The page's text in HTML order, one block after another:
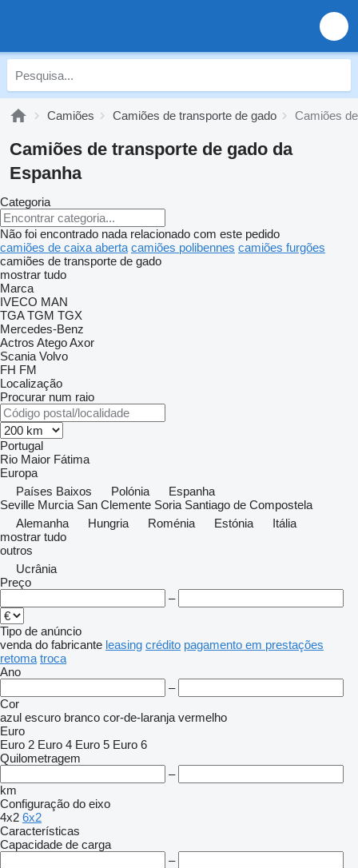
Camiões Camiões de transporte de gado Camiões
Camiões de transporte de gado da
Espanha
Categoria
Não foi encontrado nada relacionado com este pedido
camiões de caixa aberta camiões polibennes camiões furgões
camiões de transporte de gado
mostrar tudo
Marca
IVECO MAN
TGA TGM TGX
Mercedes-Benz
Actros AtegoAxor
Scania Volvo
FH FM
Localização
Procurar num raio
Portugal
Rio Maior Fátima
Europa
Países Baixos
Polónia
Espanha
Seville Murcia San Clemente Soria Santiago de Compostela
Alemanha
Hungria Roménia Estónia
Itália
mostrar tudo
outros
Ucrânia
Preço
–
Tipo de anúncio
venda do fabricante leasing crédito pagamento em prestações
retoma troca
Ano
–
Cor
azul escuro branco cor-de-laranja vermelho
Euro
Euro 2 Euro 4 Euro 5 Euro 6
Quilometragem
–
km
Configuração do eixo
4x2 6x2
Características
Capacidade de carga
–